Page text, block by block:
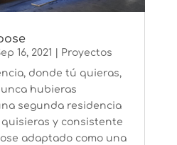
16, 2021
Proyectos
donde tú quieras,
hubieras
segunda residencia
y consistente
adaptado como una